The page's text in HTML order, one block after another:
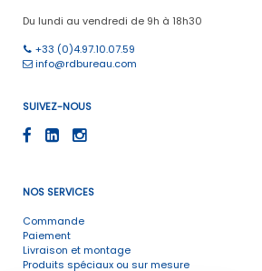
Du lundi au vendredi de 9h à 18h30
+33 (0)4.97.10.07.59
info@rdbureau.com
SUIVEZ-NOUS
NOS SERVICES
Commande
Paiement
Livraison et montage
Produits spéciaux ou sur mesure